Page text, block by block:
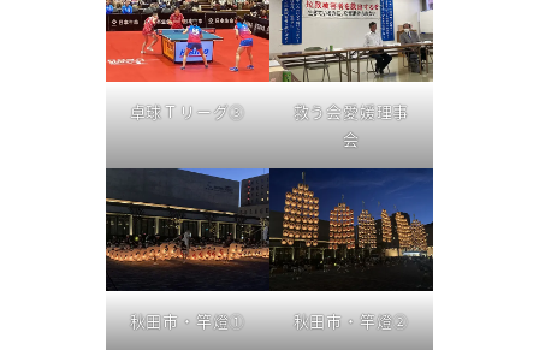
卓球Ｔリーグ③
救う会愛媛理事
会
秋田市・竿燈① 秋田市・竿燈②